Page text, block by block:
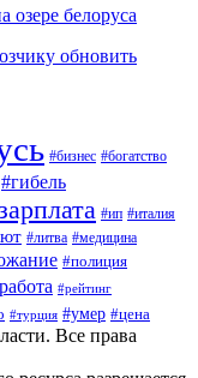
белоруса
обновить
#бизнес #богатство
#гибель
#ип #италия
#литва #медицина
#полиция
#рейтинг
#турция #умер #цена
Все права